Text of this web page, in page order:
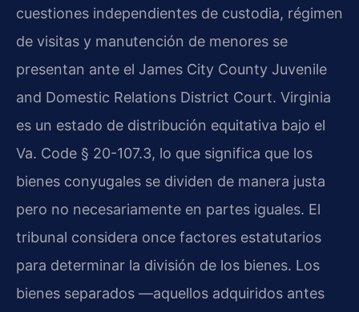
cuestiones independientes de custodia, régimen
de visitas y manutención de menores se
presentan ante el James City County Juvenile
and Domestic Relations District Court. Virginia
es un estado de distribución equitativa bajo el
Va. Code § 20-107.3, lo que significa que los
bienes conyugales se dividen de manera justa
pero no necesariamente en partes iguales. El
tribunal considera once factores estatutarios
para determinar la división de los bienes. Los
bienes separados —aquellos adquiridos antes